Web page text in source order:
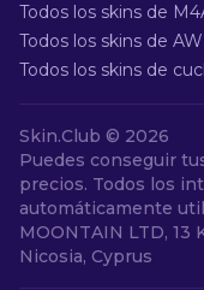
Todos los skins de
Todos los skins de
Todos los skins de
Skin.Club © 2026
Puedes conseguir
precios. Todos los
automáticamente
MOONTAIN LTD, 13
Nicosia, Cyprus